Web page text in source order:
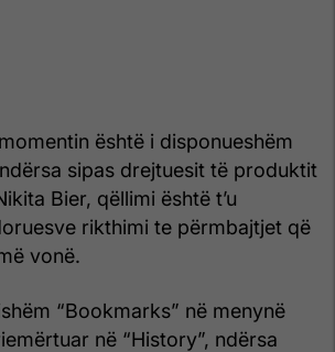
është i disponueshëm
sipas drejtuesit të produktit
Bier, qëllimi është t’u
rikthimi te përmbajtjet që
vonë.
“Bookmarks” në menynë
në “History”, ndërsa